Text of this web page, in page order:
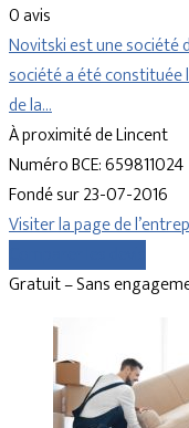
0 avis
Novitski est une société
société a été
de la…
À proximité de Lincent
Numéro BCE: 659811024
Fondé sur 23-07-2016
Visiter la page de
Gratuit – Sans